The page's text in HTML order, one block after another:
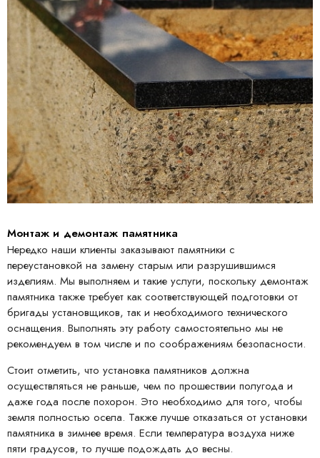
Монтаж и демонтаж памятника
Нередко наши клиенты заказывают памятники с
переустановкой на замену старым или разрушившимся
изделиям. Мы выполняем и такие услуги, поскольку демонтаж
памятника также требует как соответствующей подготовки от
бригады установщиков, так и необходимого технического
оснащения. Выполнять эту работу самостоятельно мы не
рекомендуем в том числе и по соображениям безопасности.
Стоит отметить, что установка памятников должна
осуществляться не раньше, чем по прошествии полугода и
даже года после похорон. Это необходимо для того, чтобы
земля полностью осела. Также лучше отказаться от установки
памятника в зимнее время. Если температура воздуха ниже
пяти градусов, то лучше подождать до весны.